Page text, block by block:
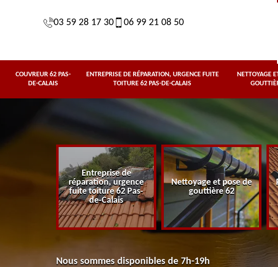
03 59 28 17 30 06 99 21 08 50
COUVREUR 62 PAS-
DE-CALAIS
ENTREPRISE DE RÉPARATION, URGENCE FUITE
TOITURE 62 PAS-DE-CALAIS
NETTOYAGE
Entreprise de
réparation, urgence
fuite toiture 62 Pas-
de-Calais
Nettoyage et pose de
gouttière 62
Nous sommes disponibles de 7h-19h